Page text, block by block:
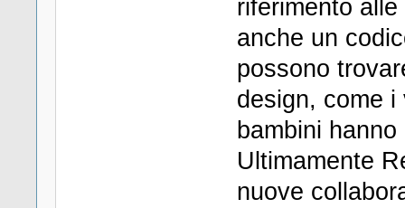
riferimento
anche un
possono
design, come
bambini
Ultimamente
nuove